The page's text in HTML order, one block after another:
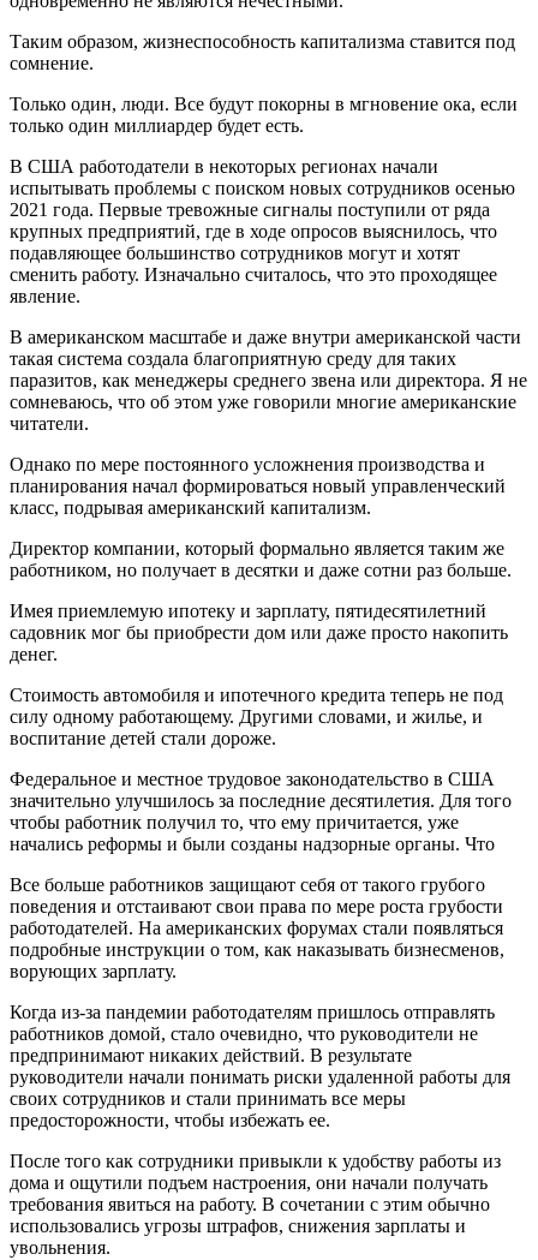
Таким образом, жизнеспособность капитализма ставится под
сомнение.
Только один, люди. Все будут покорны в мгновение ока, если
только один миллиардер будет есть.
В США работодатели в некоторых регионах начали
испытывать проблемы с поиском новых сотрудников осенью
2021 года. Первые тревожные сигналы поступили от ряда
крупных предприятий, где в ходе опросов выяснилось, что
подавляющее большинство сотрудников могут и хотят
сменить работу. Изначально считалось, что это проходящее
явление.
В американском масштабе и даже внутри американской части
такая система создала благоприятную среду для таких
паразитов, как менеджеры среднего звена или директора. Я не
сомневаюсь, что об этом уже говорили многие американские
читатели.
Однако по мере постоянного усложнения производства и
планирования начал формироваться новый управленческий
класс, подрывая американский капитализм.
Директор компании, который формально является таким же
работником, но получает в десятки и даже сотни раз больше.
Имея приемлемую ипотеку и зарплату, пятидесятилетний
садовник мог бы приобрести дом или даже просто накопить
денег.
Стоимость автомобиля и ипотечного кредита теперь не под
силу одному работающему. Другими словами, и жилье, и
воспитание детей стали дороже.
Федеральное и местное трудовое законодательство в США
значительно улучшилось за последние десятилетия. Для того
чтобы работник получил то, что ему причитается, уже
начались реформы и были созданы надзорные органы. Что
Все больше работников защищают себя от такого грубого
поведения и отстаивают свои права по мере роста грубости
работодателей. На американских форумах стали появляться
подробные инструкции о том, как наказывать бизнесменов,
ворующих зарплату.
Когда из-за пандемии работодателям пришлось отправлять
работников домой, стало очевидно, что руководители не
предпринимают никаких действий. В результате
руководители начали понимать риски удаленной работы для
своих сотрудников и стали принимать все меры
предосторожности, чтобы избежать ее.
После того как сотрудники привыкли к удобству работы из
дома и ощутили подъем настроения, они начали получать
требования явиться на работу. В сочетании с этим обычно
использовались угрозы штрафов, снижения зарплаты и
увольнения.